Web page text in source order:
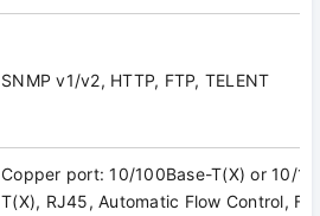
SNMP v1/v2, HTTP, FTP, TELENT
Copper port: 10/100Base-T(X) or 10/
T(X), RJ45, Automatic Flow Control,